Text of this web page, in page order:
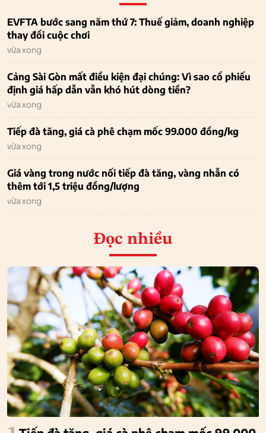
EVFTA bước sang năm thứ 7: Thuế giảm, doanh nghiệp
thay đổi cuộc chơi
vừa xong
Cảng Sài Gòn mất điều kiện đại chúng: Vì sao cổ phiếu
định giá hấp dẫn vẫn khó hút dòng tiền?
vừa xong
Tiếp đà tăng, giá cà phê chạm mốc 99.000 đồng/kg
vừa xong
Giá vàng trong nước nối tiếp đà tăng, vàng nhẫn có
thêm tới 1,5 triệu đồng/lượng
vừa xong
Đọc nhiều